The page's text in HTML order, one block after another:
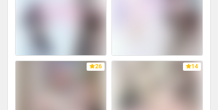
26 14